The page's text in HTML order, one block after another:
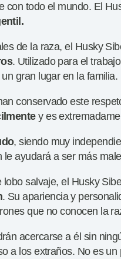
con todo el mundo. El
de la raza, el Husky
. Utilizado para el
gran lugar en la familia.
conservado este
y es
, siendo muy
ayudará a ser más
lobo salvaje, el Husky
. Su apariencia y
que no conocen la
acercarse a él sin
a los extraños. No es